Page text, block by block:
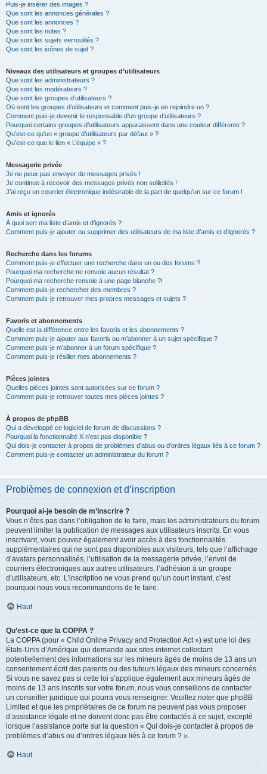
Puis-je insérer des images ?
Que sont les annonces générales ?
Que sont les annonces ?
Que sont les notes ?
Que sont les sujets verrouillés ?
Que sont les icônes de sujet ?
Niveaux des utilisateurs et groupes d’utilisateurs
Que sont les administrateurs ?
Que sont les modérateurs ?
Que sont les groupes d’utilisateurs ?
Où sont les groupes d’utilisateurs et comment puis-je en rejoindre un ?
Comment puis-je devenir le responsable d’un groupe d’utilisateurs ?
Pourquoi certains groupes d’utilisateurs apparaissent dans une couleur différente ?
Qu’est-ce qu’un « groupe d’utilisateurs par défaut » ?
Qu’est-ce que le lien « L’équipe » ?
Messagerie privée
Je ne peux pas envoyer de messages privés !
Je continue à recevoir des messages privés non sollicités !
J’ai reçu un courrier électronique indésirable de la part de quelqu’un sur ce forum !
Amis et ignorés
À quoi sert ma liste d’amis et d’ignorés ?
Comment puis-je ajouter ou supprimer des utilisateurs de ma liste d’amis et d’ignorés ?
Recherche dans les forums
Comment puis-je effectuer une recherche dans un ou des forums ?
Pourquoi ma recherche ne renvoie aucun résultat ?
Pourquoi ma recherche renvoie à une page blanche ?!
Comment puis-je rechercher des membres ?
Comment puis-je retrouver mes propres messages et sujets ?
Favoris et abonnements
Quelle est la différence entre les favoris et les abonnements ?
Comment puis-je ajouter aux favoris ou m’abonner à un sujet spécifique ?
Comment puis-je m’abonner à un forum spécifique ?
Comment puis-je résilier mes abonnements ?
Pièces jointes
Quelles pièces jointes sont autorisées sur ce forum ?
Comment puis-je retrouver toutes mes pièces jointes ?
À propos de phpBB
Qui a développé ce logiciel de forum de discussions ?
Pourquoi la fonctionnalité X n’est pas disponible ?
Qui dois-je contacter à propos de problèmes d’abus ou d’ordres légaux liés à ce forum ?
Comment puis-je contacter un administrateur du forum ?
Problèmes de connexion et d’inscription
Pourquoi ai-je besoin de m’inscrire ?
Vous n’êtes pas dans l’obligation de le faire, mais les administrateurs du forum
peuvent limiter la publication de messages aux utilisateurs inscrits. En vous
inscrivant, vous pouvez également avoir accès à des fonctionnalités
supplémentaires qui ne sont pas disponibles aux visiteurs, tels que l’affichage
d’avatars personnalisés, l’utilisation de la messagerie privée, l’envoi de
courriers électroniques aux autres utilisateurs, l’adhésion à un groupe
d’utilisateurs, etc. L’inscription ne vous prend qu’un court instant, c’est
pourquoi nous vous recommandons de le faire.
Haut
Qu’est-ce que la COPPA ?
La COPPA (pour « Child Online Privacy and Protection Act ») est une loi des
États-Unis d’Amérique qui demande aux sites internet collectant
potentiellement des informations sur les mineurs âgés de moins de 13 ans un
consentement écrit des parents ou des tuteurs légaux des mineurs concernés.
Si vous ne savez pas si cette loi s’applique également aux mineurs âgés de
moins de 13 ans inscrits sur votre forum, nous vous conseillons de contacter
un conseiller juridique qui pourra vous renseigner. Veuillez noter que phpBB
Limited et que les propriétaires de ce forum ne peuvent pas vous proposer
d’assistance légale et ne doivent donc pas être contactés à ce sujet, excepté
lorsque l’assistance porte sur la question « Qui dois-je contacter à propos de
problèmes d’abus ou d’ordres légaux liés à ce forum ? ».
Haut